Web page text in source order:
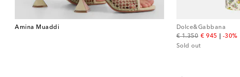
Amina Muaddi
Dolce&Gabbana
€ 1.350
original price
€ 945
discount price
-30%
Sold out